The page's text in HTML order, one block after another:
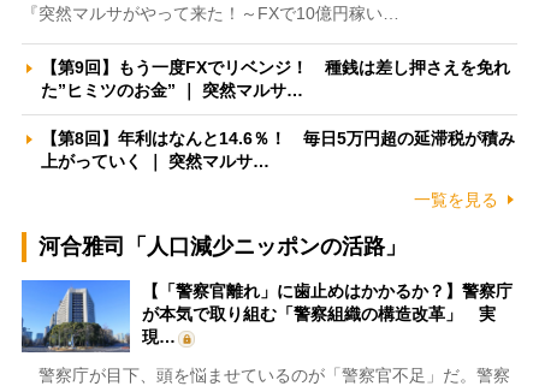
『突然マルサがやって来た！～FXで10億円稼い…
【第9回】もう一度FXでリベンジ！ 種銭は差し押さえを免れ
た”ヒミツのお金” ｜ 突然マルサ…
【第8回】年利はなんと14.6％！ 毎日5万円超の延滞税が積み
上がっていく ｜ 突然マルサ…
一覧を見る
河合雅司「人口減少ニッポンの活路」
【「警察官離れ」に歯止めはかかるか？】警察庁
が本気で取り組む「警察組織の構造改革」 実
現…
警察庁が目下、頭を悩ませているのが「警察官不足」だ。警察